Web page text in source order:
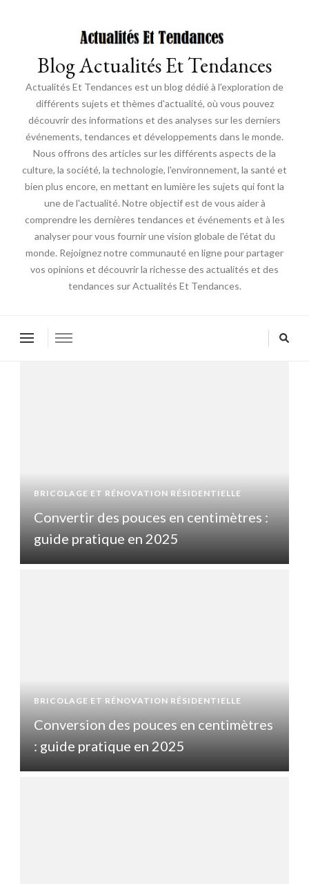
Blog Actualités Et Tendances
Actualités Et Tendances est un blog dédié à l'exploration de
différents sujets et thèmes d'actualité, où vous pouvez
découvrir des informations et des analyses sur les derniers
événements, tendances et développements dans le monde.
Nous offrons des articles sur les différents aspects de la
culture, la société, la technologie, l'environnement, la santé et
bien plus encore, en mettant en lumière les sujets qui font la
une de l'actualité. Notre objectif est de vous aider à
comprendre les dernières tendances et événements et à les
analyser pour vous fournir une vision globale de l'état du
monde. Rejoignez notre communauté en ligne pour partager
vos opinions et découvrir la richesse des actualités et des
tendances sur Actualités Et Tendances.
BRICOLAGE ET RÉNOVATION RÉSIDENTIELLE
Convertir des pouces en centimètres :
guide pratique en 2025
BRICOLAGE ET RÉNOVATION RÉSIDENTIELLE
Conversion des pouces en centimètres
: guide pratique en 2025